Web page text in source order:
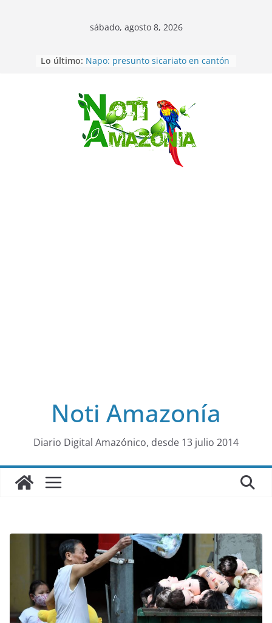
Saltar
al
sábado, agosto 8, 2026
Lo último: Napo: presunto sicariato en cantón
desaparecidos fueron encontrados
muertos en Puerto lopez
Sentencian a 34 años de prisión a
implicados en caso de Alison,
oriunda de Tena
Vozinha, el arquero sensación de
cabo Verde, ya llegó para
Noti Amazonía
Diario Digital Amazónico, desde 13 julio 2014